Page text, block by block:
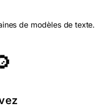
de modèles de texte.